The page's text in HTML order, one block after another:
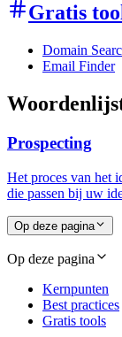
Gratis
Domain
Email Finder
Prospecting
Het proces van het
die passen bij uw
Op deze pagina
Op deze pagina
Kernpunten
Best practices
Gratis tools